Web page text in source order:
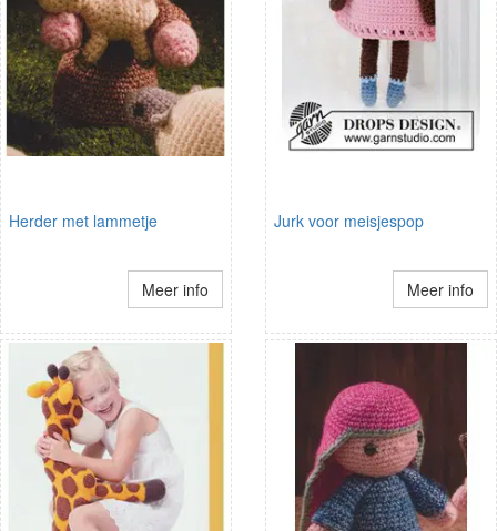
Herder met lammetje
Meer info
Jurk voor meisjespop
Meer info